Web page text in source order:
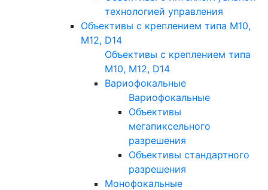
технологией управления
Объективы с креплением типа M10,
M12, D14
Объективы с креплением типа
M10, M12, D14
Вариофокальные
Вариофокальные
Объективы
мегапиксельного
разрешения
Объективы стандартного
разрешения
Монофокальные